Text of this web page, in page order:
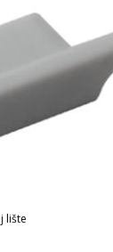
lište